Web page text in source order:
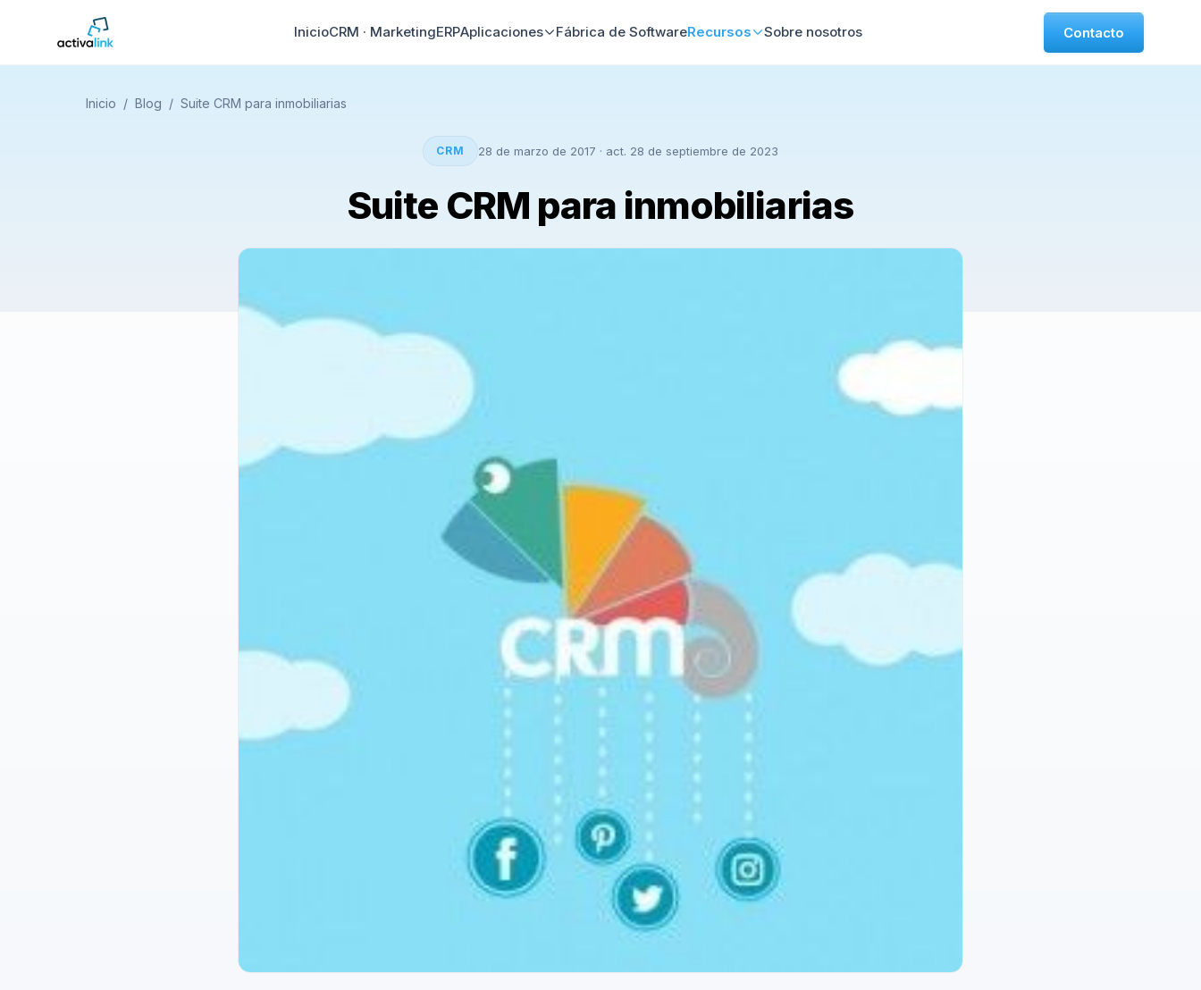
InicioCRM · MarketingERPAplicaciones Fábrica de SoftwareRecursos Sobre nosotros Contacto
Inicio / Blog / Suite CRM para inmobiliarias
CRM 28 de marzo de 2017 · act. 28 de septiembre de 2023
Suite CRM para inmobiliarias